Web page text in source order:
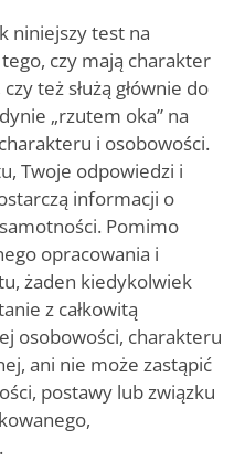
niniejszy test na
czy mają charakter
też służą głównie do
„rzutem oka” na
i osobowości.
Twoje odpowiedzi i
informacji o
Pomimo
opracowania i
żaden kiedykolwiek
z całkowitą
osobowości, charakteru
ani nie może zastąpić
postawy lub związku